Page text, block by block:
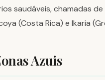
saudáveis, chamadas de
(Costa Rica) e Ikaria
Azuis